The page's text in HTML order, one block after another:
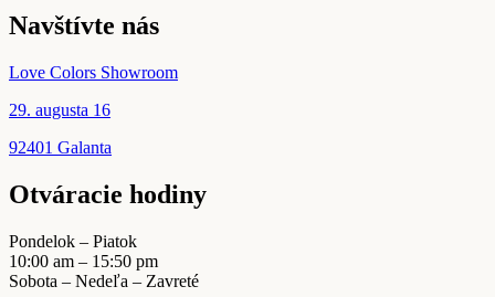
Navštívte nás
Love Colors Showroom
29. augusta 16
92401 Galanta
Otváracie hodiny
Pondelok – Piatok
10:00 am – 15:50 pm
Sobota – Nedeľa – Zavreté